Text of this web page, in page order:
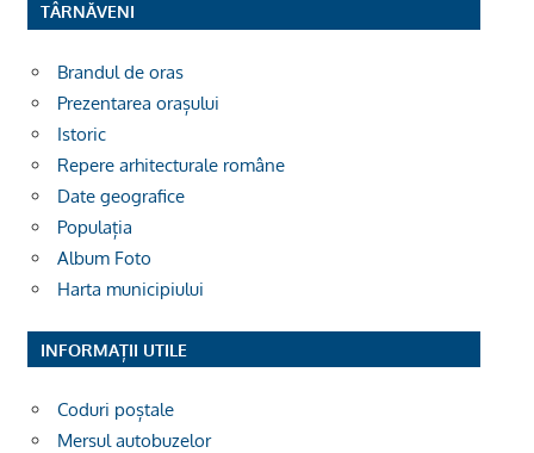
TÂRNĂVENI
Brandul de oras
Prezentarea orașului
Istoric
Repere arhitecturale române
Date geografice
Populația
Album Foto
Harta municipiului
INFORMAȚII UTILE
Coduri poștale
Mersul autobuzelor